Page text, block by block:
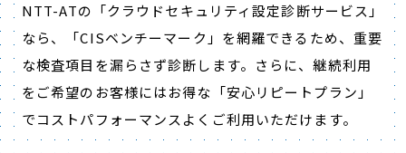
NTT-ATの「クラウドセキュリティ設定診断サービス」
なら、「CISベンチーマーク」を網羅できるため、重要
な検査項目を漏らさず診断します。さらに、継続利用
をご希望のお客様にはお得な「安心リピートプラン」
でコストパフォーマンスよくご利用いただけます。